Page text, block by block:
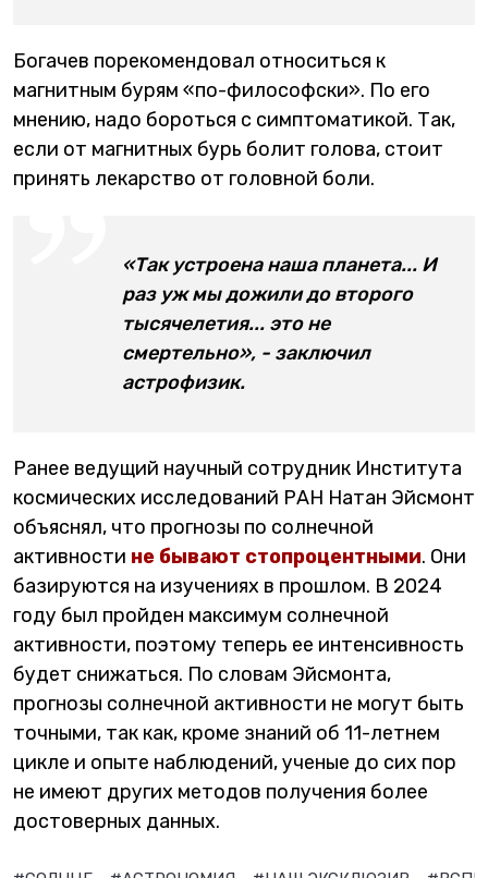
Богачев порекомендовал относиться к
магнитным бурям «по-философски». По его
мнению, надо бороться с симптоматикой. Так,
если от магнитных бурь болит голова, стоит
принять лекарство от головной боли.
«Так устроена наша планета... И
раз уж мы дожили до второго
тысячелетия... это не
смертельно», - заключил
астрофизик.
Ранее ведущий научный сотрудник Института
космических исследований РАН Натан Эйсмонт
объяснял, что прогнозы по солнечной
активности не бывают стопроцентными. Они
базируются на изучениях в прошлом. В 2024
году был пройден максимум солнечной
активности, поэтому теперь ее интенсивность
будет снижаться. По словам Эйсмонта,
прогнозы солнечной активности не могут быть
точными, так как, кроме знаний об 11-летнем
цикле и опыте наблюдений, ученые до сих пор
не имеют других методов получения более
достоверных данных.